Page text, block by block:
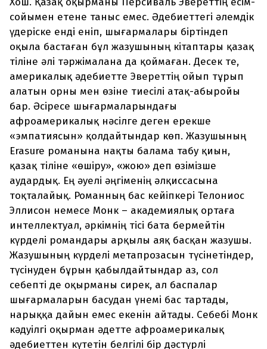
сойымен етене таныс емес. Әдебиеттегі әлемдік
үдеріске енді еніп, шығармалары біртіндеп
оқыла бастаған бұл жазушының кітаптары қазақ
тіліне әлі тәржімалана да қоймаған. Десек те,
америкалық әдебиетте Эвереттің ойып тұрып
алатын орны мен өзіне тиесілі атақ-абыройы
бар. Әсіресе шығармаларындағы
афроамерикалық нәсілге деген ерекше
«эмпатиясын» қолдайтындар көп. Жазушының
Erasure романына нақты балама табу қиын,
қазақ тіліне «өшіру», «жою» деп өзімізше
аудардық. Ең әуелі әңгіменің әлқиссасына
тоқталайық. Романның бас кейіпкері Телониос
Эллисон немесе Монк – академиялық ортаға
интеллектуал, әркімнің тісі бата бермейтін
күрделі романдары арқылы аяқ басқан жазушы.
Жазушының күрделі метапрозасын түсінетіндер,
түсінуден бұрын қабылдайтындар аз, сол
себепті де оқырманы сирек, ал баспалар
шығармаларын басудан үнемі бас тартады,
нарыққа дайын емес екенін айтады. Себебі Монк
кәдуілгі оқырман әдетте афроамерикалық
әдебиеттен күтетін белгілі бір дәстүрлі